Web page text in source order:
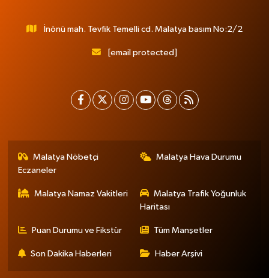
İnönü mah. Tevfik Temelli cd. Malatya basım No:2/2
[email protected]
Malatya Nöbetçi
Eczaneler
Malatya Hava Durumu
Malatya Namaz Vakitleri
Malatya Trafik Yoğunluk
Haritası
Puan Durumu ve Fikstür Tüm Manşetler
Son Dakika Haberleri Haber Arşivi